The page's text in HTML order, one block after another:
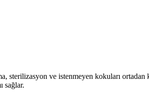
sterilizasyon ve istenmeyen kokuları
sağlar.